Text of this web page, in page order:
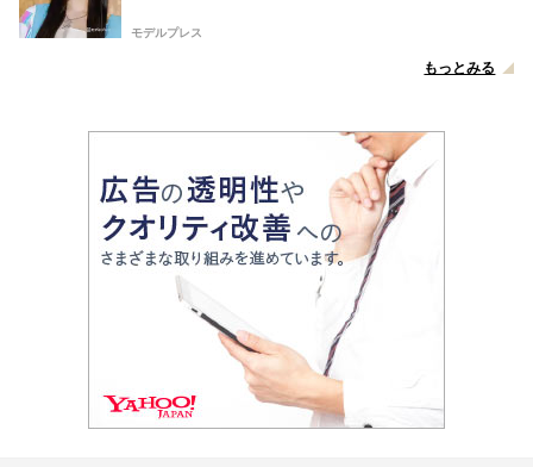
モデルプレス
もっとみる